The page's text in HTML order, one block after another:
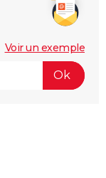
Voir un exemple